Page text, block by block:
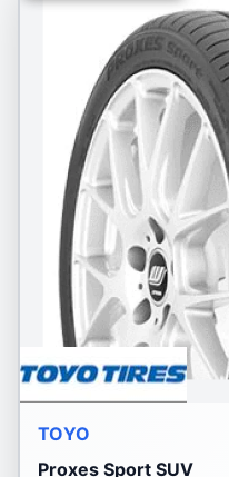
TOYO
Proxes Sport SUV